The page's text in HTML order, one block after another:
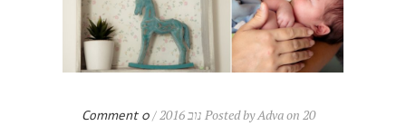
Posted by Adva on 20 נוב 2016 / 0 Comment